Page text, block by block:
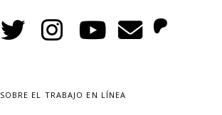
SOBRE EL TRABAJO EN LÍNEA